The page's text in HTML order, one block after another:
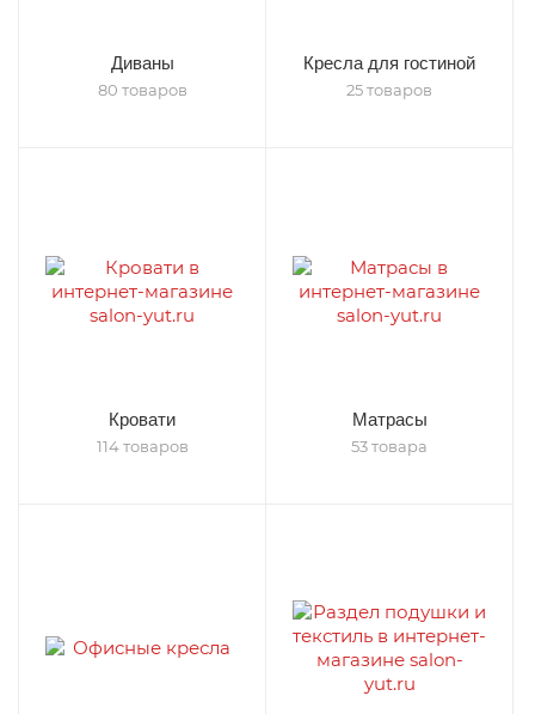
Диваны
80 товаров
Кресла для гостиной
25 товаров
Кровати
114 товаров
Матрасы
53 товара